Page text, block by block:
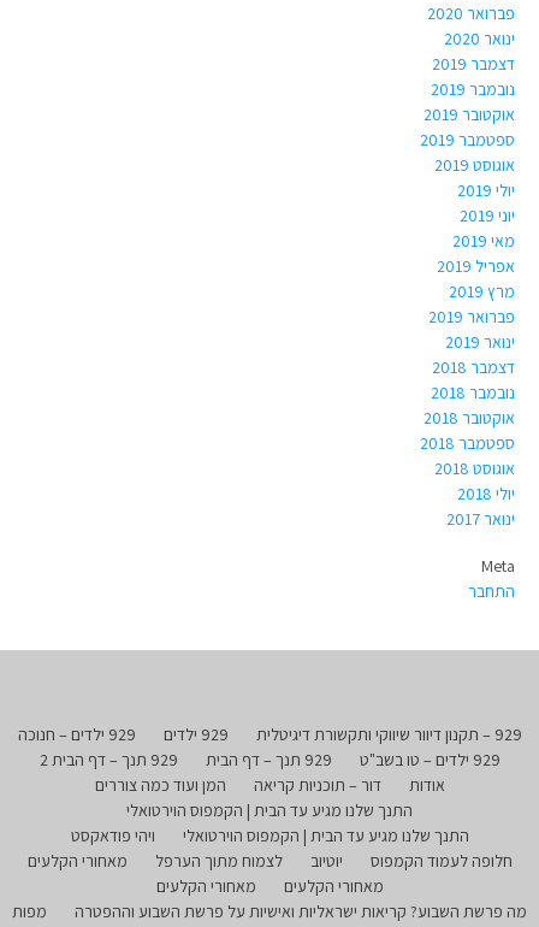
פברואר 2020
ינואר 2020
דצמבר 2019
נובמבר 2019
אוקטובר 2019
ספטמבר 2019
אוגוסט 2019
יולי 2019
יוני 2019
מאי 2019
אפריל 2019
מרץ 2019
פברואר 2019
ינואר 2019
דצמבר 2018
נובמבר 2018
אוקטובר 2018
ספטמבר 2018
אוגוסט 2018
יולי 2018
ינואר 2017
Meta
התחבר
929 – תקנון דיוור שיווקי ותקשורת דיגיטלית 929 ילדים
929 ילדים – חנוכה
929 ילדים – טו בשב"ט
929 תנך – דף הבית
929 תנך – דף הבית 2
אודות
דור – תוכניות קריאה
המן ועוד כמה צוררים
התנך שלנו מגיע עד הבית | הקמפוס הוירטואלי
התנך שלנו מגיע עד הבית | הקמפוס הוירטואלי
ויהי פודאקסט
חלופה לעמוד הקמפוס
יוטיוב לצמוח מתוך הערפל
מאחורי הקלעים
מאחורי הקלעים
מאחורי הקלעים
מה פרשת השבוע? קריאות ישראליות ואישיות על פרשת השבוע וההפטרה
מפות